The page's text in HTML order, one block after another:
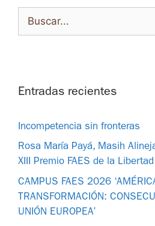
Entradas recientes
Incompetencia sin fronteras
Rosa María Payá, Masih
XIII Premio FAES de la Libertad
CAMPUS FAES 2026
TRANSFORMACIÓN:
UNIÓN EUROPEA’